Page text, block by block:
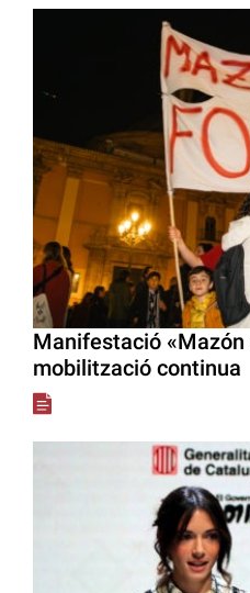
Manifestació
mobilització continua